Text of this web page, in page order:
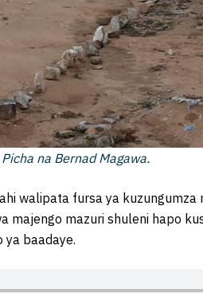
na Bernad Magawa.
walipata fursa ya kuzungumza
majengo mazuri shuleni hapo
ya baadaye.